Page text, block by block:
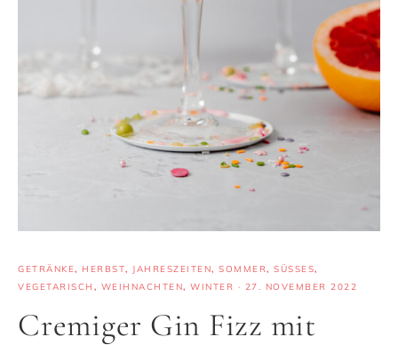
GETRÄNKE, HERBST, JAHRESZEITEN, SOMMER, SÜSSES
,
VEGETARISCH , WEIHNACHTEN, WINTER · 27. NOVEMBER 2022
Cremiger Gin Fizz mit